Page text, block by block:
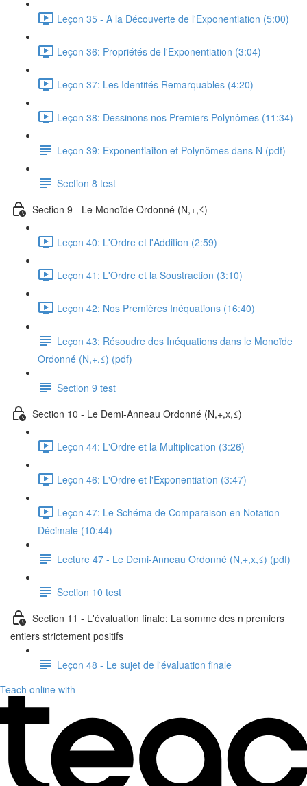
Leçon 35 - A la Découverte de l'Exponentiation (5:00)
Leçon 36: Propriétés de l'Exponentiation (3:04)
Leçon 37: Les Identités Remarquables (4:20)
Leçon 38: Dessinons nos Premiers Polynômes (11:34)
Leçon 39: Exponentiaiton et Polynômes dans N (pdf)
Section 8 test
Section 9 - Le Monoïde Ordonné (N,+,≤)
Leçon 40: L'Ordre et l'Addition (2:59)
Leçon 41: L'Ordre et la Soustraction (3:10)
Leçon 42: Nos Premières Inéquations (16:40)
Leçon 43: Résoudre des Inéquations dans le Monoïde
Ordonné (N,+,≤) (pdf)
Section 9 test
Section 10 - Le Demi-Anneau Ordonné (N,+,x,≤)
Leçon 44: L'Ordre et la Multiplication (3:26)
Leçon 46: L'Ordre et l'Exponentiation (3:47)
Leçon 47: Le Schéma de Comparaison en Notation
Décimale (10:44)
Lecture 47 - Le Demi-Anneau Ordonné (N,+,x,≤) (pdf)
Section 10 test
Section 11 - L'évaluation finale: La somme des n premiers
entiers strictement positifs
Leçon 48 - Le sujet de l'évaluation finale
Teach online with